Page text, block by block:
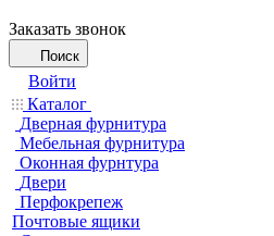
Заказать звонок
Поиск
Войти
Каталог
Дверная фурнитура
Мебельная фурнитура
Оконная фурнтура
Двери
Перфокрепеж
Почтовые ящики